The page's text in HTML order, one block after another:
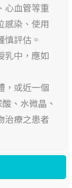
心血管等重
感染、使用
評估。
乳中，應如
，或近一個
、水微晶、
治療之患者